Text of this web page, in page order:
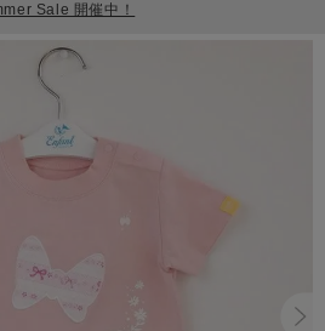
Sale 開催中！
リボンロンパース ピンク